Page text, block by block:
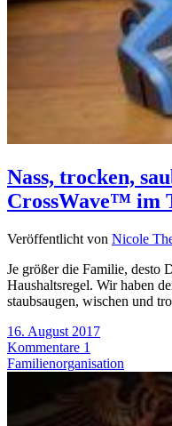
Nass, trocken,
CrossWave™ im
Veröffentlicht von Nicole
Je größer die Familie, desto
Haushaltsregel. Wir haben
staubsaugen, wischen und
16. August 2017
Kommentare 1
Familienorganisation